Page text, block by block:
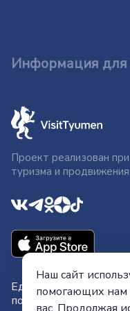
Информация для
Проект реализован
туризма и
Единый
поддержки туристов
Наш сайт
помогающих нам